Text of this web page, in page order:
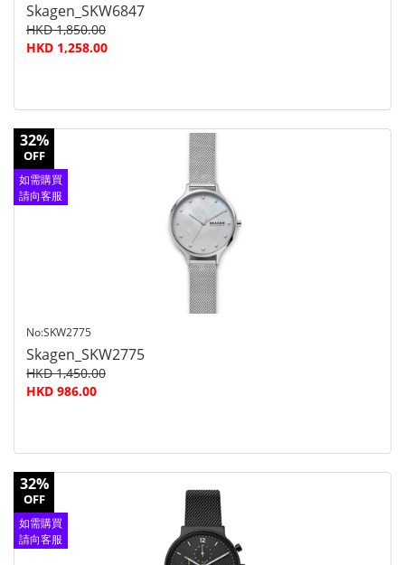
Skagen_SKW6847
HKD 1,850.00
HKD 1,258.00
32%
OFF
如需購買
請向客服
No:SKW2775
Skagen_SKW2775
HKD 1,450.00
HKD 986.00
32%
OFF
如需購買
請向客服